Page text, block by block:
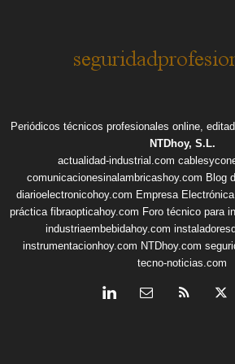
Periódicos técnicos profesionales online,
NTDhoy, S.L.
actualidad-industrial.com
comunicacionesinalambricashoy.com Blog
diarioelectronicohoy.com Empresa
práctica fibraopticahoy.com Foro técnico para
industriaembebidahoy.com
instrumentacionhoy.com NTDhoy.com
tecno-noticias.com